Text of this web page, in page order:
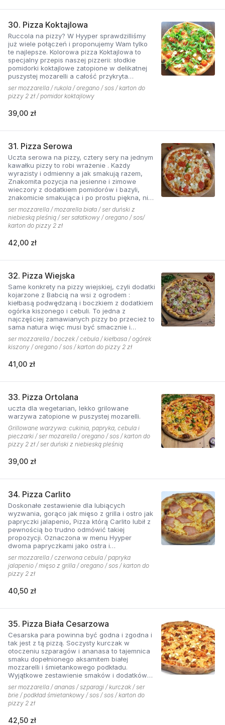
30. Pizza Koktajlowa
Ruccola na pizzy? W Hyyper sprawdzilliśmy
już wiele połączeń i proponujemy Wam tylko
te najlepsze. Kolorowa pizza Koktajlowa to
specjalny przepis naszej pizzerii: słodkie
pomidorki koktajlowe zatopione w delikatnej
puszystej mozarelli a całość przykryta
ostrawą w smaku sałatą! To bardzo włoska w
smaku i wyglądzie pizza.
ser mozzarella / rukola / oregano / sos / karton do
pizzy 2 zł / pomidor koktajlowy
39,00 zł
31. Pizza Serowa
Uczta serowa na pizzy, cztery sery na jednym
kawałku pizzy to robi wrażenie . Każdy
wyrazisty i odmienny a jak smakują razem,
Znakomita pozycja na jesienne i zimowe
wieczory z dodatkiem pomidorów i bazyli,
znakomicie smakująca i po prostu piękna, nie
sposób się oprzeć pokusie .
ser mozzarella / mozarella biała / ser duński z
niebieską pleśnią / ser sałatkowy / oregano / sos/
karton do pizzy 2 zł
42,00 zł
32. Pizza Wiejska
Same konkrety na pizzy wiejskiej, czyli dodatki
kojarzone z Babcią na wsi z ogrodem :
kiełbasą podwędzaną i boczkiem z dodatkiem
ogórka kiszonego i cebuli. To jedna z
najczęściej zamawianych pizzy bo przecież to
sama natura więc musi być smacznie i
naturalne . Najlepsza jest z sosem ostrym
pomidorowym!
ser mozzarella / boczek / cebula / kiełbasa / ogórek
kiszony / oregano / sos / karton do pizzy 2 zł
41,00 zł
33. Pizza Ortolana
uczta dla wegetarian, lekko grilowane
warzywa zatopione w puszystej mozarelli.
Grillowane warzywa: cukinia, papryka, cebula i
pieczarki / ser mozarella / oregano / sos / karton do
pizzy 2 zł / ser duński z niebieską pleśnią
39,00 zł
34. Pizza Carlito
Doskonałe zestawienie dla lubiących
wyzwania, gorąco jak mięso z grilla i ostro jak
papryczki jalapenio, Pizza którą Carlito lubił z
pewnością bo trudno odmówić takiej
propozycji. Oznaczona w menu Hyyper
dwoma papryczkami jako ostra i
niebezpieczna.
ser mozzarella / czerwona cebula / papryka
jalapenio / mięso z grilla / oregano / sos / karton do
pizzy 2 zł
40,50 zł
35. Pizza Biała Cesarzowa
Cesarska para powinna być godna i zgodna i
tak jest z tą pizzą. Soczysty kurczak w
otoczeniu szparagów i ananasa to tajemnica
smaku dopełnionego aksamitem białej
mozzarelli i śmietankowego podkładu.
Wyjątkowe zestawienie smaków i dodatków
które tworzą jedną z najchętniej zamawianych
pizzy z menu pizzerii Hyyper
ser mozzarella / ananas / szparagi / kurczak / ser
brie / podkład śmietankowy / sos / sos / karton do
pizzy 2 zł
42,50 zł